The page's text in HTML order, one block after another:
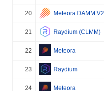
20 Meteora DAMM V2
21 Raydium (CLMM)
22 Meteora
23 Raydium
24 Meteora